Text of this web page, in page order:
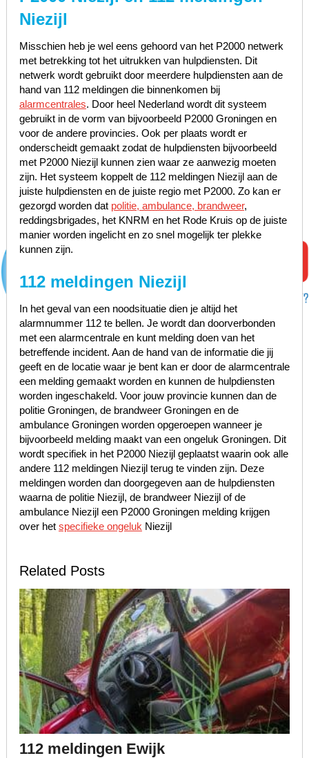
Niezijl
Misschien heb je wel eens gehoord van het P2000 netwerk
met betrekking tot het uitrukken van hulpdiensten. Dit
netwerk wordt gebruikt door meerdere hulpdiensten aan de
hand van 112 meldingen die binnenkomen bij
alarmcentrales. Door heel Nederland wordt dit systeem
gebruikt in de vorm van bijvoorbeeld P2000 Groningen en
voor de andere provincies. Ook per plaats wordt er
onderscheidt gemaakt zodat de hulpdiensten bijvoorbeeld
met P2000 Niezijl kunnen zien waar ze aanwezig moeten
zijn. Het systeem koppelt de 112 meldingen Niezijl aan de
juiste hulpdiensten en de juiste regio met P2000. Zo kan er
gezorgd worden dat politie, ambulance, brandweer,
reddingsbrigades, het KNRM en het Rode Kruis op de juiste
manier worden ingelicht en zo snel mogelijk ter plekke
kunnen zijn.
112 meldingen Niezijl
In het geval van een noodsituatie dien je altijd het
alarmnummer 112 te bellen. Je wordt dan doorverbonden
met een alarmcentrale en kunt melding doen van het
betreffende incident. Aan de hand van de informatie die jij
geeft en de locatie waar je bent kan er door de alarmcentrale
een melding gemaakt worden en kunnen de hulpdiensten
worden ingeschakeld. Voor jouw provincie kunnen dan de
politie Groningen, de brandweer Groningen en de
ambulance Groningen worden opgeroepen wanneer je
bijvoorbeeld melding maakt van een ongeluk Groningen. Dit
wordt specifiek in het P2000 Niezijl geplaatst waarin ook alle
andere 112 meldingen Niezijl terug te vinden zijn. Deze
meldingen worden dan doorgegeven aan de hulpdiensten
waarna de politie Niezijl, de brandweer Niezijl of de
ambulance Niezijl een P2000 Groningen melding krijgen
over het specifieke ongelukNiezijl
Related Posts
112 meldingen Ewijk